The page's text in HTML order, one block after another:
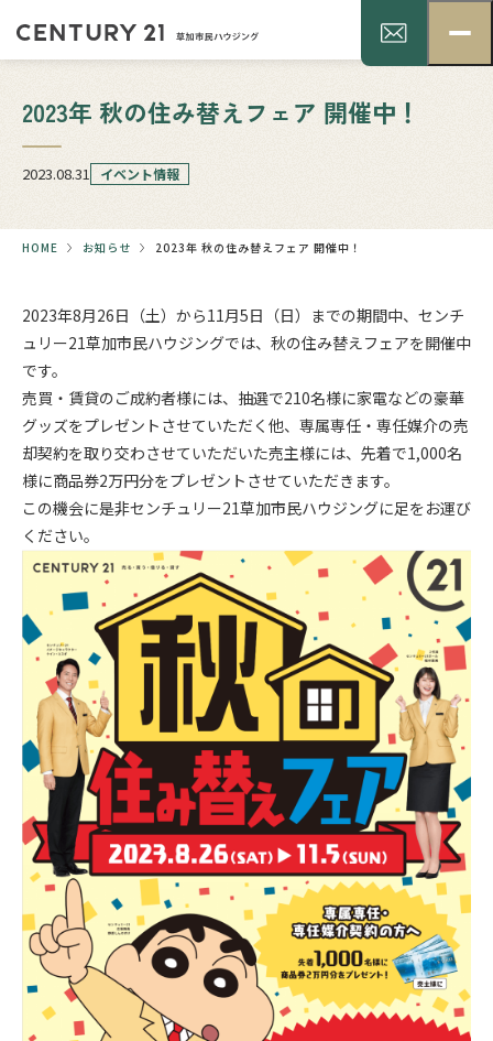
2023年 秋の住み替えフェア 開催中！
2023.08.31 イベント情報
HOME お知らせ 2023年 秋の住み替えフェア 開催中！
2023年8月26日（土）から11月5日（日）までの期間中、センチ
ュリー21草加市民ハウジングでは、秋の住み替えフェアを開催中
です。
売買・賃貸のご成約者様には、抽選で210名様に家電などの豪華
グッズをプレゼントさせていただく他、専属専任・専任媒介の売
却契約を取り交わさせていただいた売主様には、先着で1,000名
様に商品券2万円分をプレゼントさせていただきます。
この機会に是非センチュリー21草加市民ハウジングに足をお運び
ください。